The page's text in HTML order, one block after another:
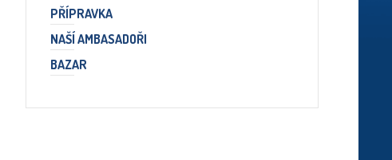
PŘÍPRAVKA
NAŠÍ AMBASADOŘI
BAZAR